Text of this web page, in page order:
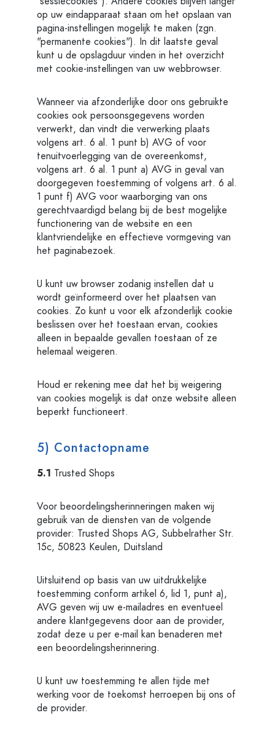
op uw eindapparaat staan om het opslaan van
pagina-instellingen mogelijk te maken (zgn.
"permanente cookies"). In dit laatste geval
kunt u de opslagduur vinden in het overzicht
met cookie-instellingen van uw webbrowser.
Wanneer via afzonderlijke door ons gebruikte
cookies ook persoonsgegevens worden
verwerkt, dan vindt die verwerking plaats
volgens art. 6 al. 1 punt b) AVG of voor
tenuitvoerlegging van de overeenkomst,
volgens art. 6 al. 1 punt a) AVG in geval van
doorgegeven toestemming of volgens art. 6 al.
1 punt f) AVG voor waarborging van ons
gerechtvaardigd belang bij de best mogelijke
functionering van de website en een
klantvriendelijke en effectieve vormgeving van
het paginabezoek.
U kunt uw browser zodanig instellen dat u
wordt geïnformeerd over het plaatsen van
cookies. Zo kunt u voor elk afzonderlijk cookie
beslissen over het toestaan ervan, cookies
alleen in bepaalde gevallen toestaan of ze
helemaal weigeren.
Houd er rekening mee dat het bij weigering
van cookies mogelijk is dat onze website alleen
beperkt functioneert.
5) Contactopname
5.1 Trusted Shops
Voor beoordelingsherinneringen maken wij
gebruik van de diensten van de volgende
provider: Trusted Shops AG, Subbelrather Str.
15c, 50823 Keulen, Duitsland
Uitsluitend op basis van uw uitdrukkelijke
toestemming conform artikel 6, lid 1, punt a),
AVG geven wij uw e-mailadres en eventueel
andere klantgegevens door aan de provider,
zodat deze u per e-mail kan benaderen met
een beoordelingsherinnering.
U kunt uw toestemming te allen tijde met
werking voor de toekomst herroepen bij ons of
de provider.